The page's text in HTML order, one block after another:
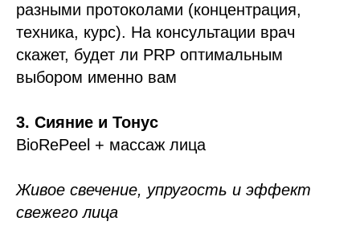
разными протоколами (концентрация,
техника, курс). На консультации врач
скажет, будет ли PRP оптимальным
выбором именно вам
3. Сияние и Тонус
BioRePeel + массаж лица
Живое свечение, упругость и эффект
свежего лица